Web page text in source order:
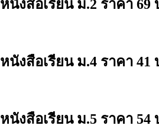
หนังสือเรียน ม.2 ราคา 69
หนังสือเรียน ม.4 ราคา 41
หนังสือเรียน ม.5 ราคา 54